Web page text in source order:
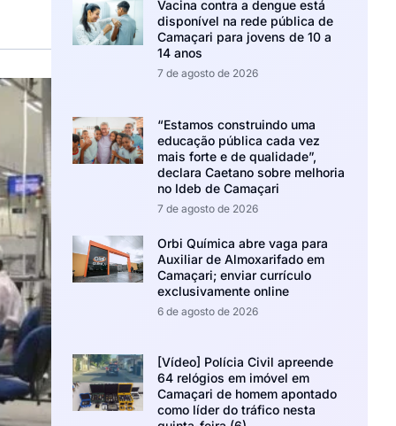
Vacina contra a dengue está
disponível na rede pública de
Camaçari para jovens de 10 a
14 anos
7 de agosto de 2026
“Estamos construindo uma
educação pública cada vez
mais forte e de qualidade”,
declara Caetano sobre melhoria
no Ideb de Camaçari
7 de agosto de 2026
Orbi Química abre vaga para
Auxiliar de Almoxarifado em
Camaçari; enviar currículo
exclusivamente online
6 de agosto de 2026
[Vídeo] Polícia Civil apreende
64 relógios em imóvel em
Camaçari de homem apontado
como líder do tráfico nesta